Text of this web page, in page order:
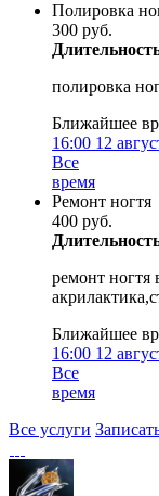
Полировка
300 руб.
полировка
Ближайшее
16:00 12
Все
время
Ремонт ногтя
400 руб.
ремонт
Ближайшее
16:00 12
Все
время
Все услуги